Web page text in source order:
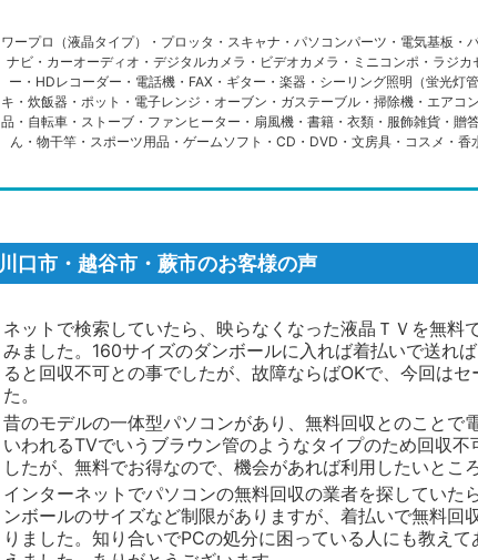
ワープロ（液晶タイプ）・プロッタ・スキャナ・パソコンパーツ・電気基板・
ナビ・カーオーディオ・デジタルカメラ・ビデオカメラ・ミニコンポ・ラジ
ー・HDレコーダー・電話機・FAX・ギター・楽器・シーリング照明（蛍光灯
キ・炊飯器・ポット・電子レンジ・オーブン・ガステーブル・掃除機・エアコ
品・自転車・ストーブ・ファンヒーター・扇風機・書籍・衣類・服飾雑貨・贈
ん・物干竿・スポーツ用品・ゲームソフト・CD・DVD・文房具・コスメ・
川口市・越谷市・蕨市のお客様の声
ネットで検索していたら、映らなくなった液晶ＴＶを無料
みました。160サイズのダンボールに入れば着払いで送れ
ると回収不可との事でしたが、故障ならばOKで、今回は
た。
昔のモデルの一体型パソコンがあり、無料回収とのことで
いわれるTVでいうブラウン管のようなタイプのため回収
したが、無料でお得なので、機会があれば利用したいところ
インターネットでパソコンの無料回収の業者を探していた
ンボールのサイズなど制限がありますが、着払いで無料回
りました。知り合いでPCの処分に困っている人にも教え